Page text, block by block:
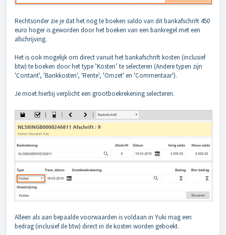
Rechtsonder zie je dat het nog te boeken saldo van dit bankafschrift 450
euro hoger is geworden door het boeken van een bankregel met een
afschrijving.
Het is ook mogelijk om direct vanuit het bankafschrift kosten (inclusief
btw) te boeken door het type ’Kosten’ te selecteren (Andere typen zijn
'Contant', 'Bankkosten', 'Rente', 'Omzet' en 'Commentaar').
Je moet hierbij verplicht een grootboekrekening selecteren.
Alleen als aan bepaalde voorwaarden is voldaan in Yuki mag een
bedrag (inclusief de btw) direct in de kosten worden geboekt.